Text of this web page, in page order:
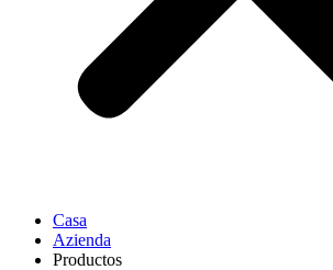
Casa
Azienda
Productos